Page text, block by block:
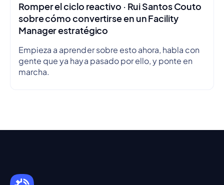
Romper el ciclo reactivo · Rui Santos Couto
sobre cómo convertirse en un Facility
Manager estratégico
Empieza a aprender sobre esto ahora, habla con
gente que ya haya pasado por ello, y ponte en
marcha.